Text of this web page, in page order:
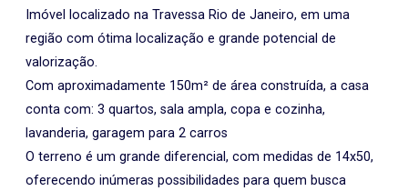
Imóvel localizado na Travessa Rio de Janeiro, em uma
região com ótima localização e grande potencial de
valorização.
Com aproximadamente 150m² de área construída, a casa
conta com: 3 quartos, sala ampla, copa e cozinha,
lavanderia, garagem para 2 carros
O terreno é um grande diferencial, com medidas de 14x50,
oferecendo inúmeras possibilidades para quem busca